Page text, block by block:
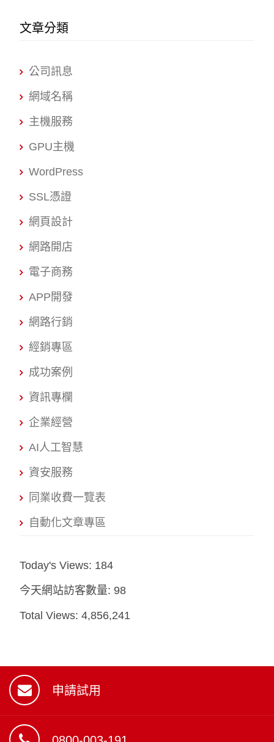
文章分類
公司訊息
網域名稱
主機服務
GPU主機
WordPress
SSL憑證
網頁設計
網路開店
電子商務
APP開發
網路行銷
經銷專區
成功案例
資訊專欄
企業經營
AI人工智慧
資安服務
同業收費一覽表
自動化文章專區
Today's Views: 184
今天網站訪客數量: 98
Total Views:4,856,241
申請試用